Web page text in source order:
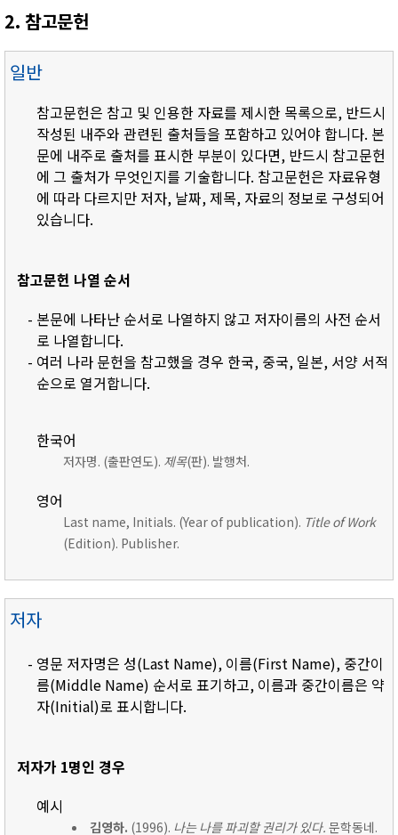
2. 참고문헌
일반
참고문헌은 참고 및 인용한 자료를 제시한 목록으로, 반드시
작성된 내주와 관련된 출처들을 포함하고 있어야 합니다. 본
문에 내주로 출처를 표시한 부분이 있다면, 반드시 참고문헌
에 그 출처가 무엇인지를 기술합니다. 참고문헌은 자료유형
에 따라 다르지만 저자, 날짜, 제목, 자료의 정보로 구성되어
있습니다.
참고문헌 나열 순서
- 본문에 나타난 순서로 나열하지 않고 저자이름의 사전 순서
로 나열합니다.
- 여러 나라 문헌을 참고했을 경우 한국, 중국, 일본, 서양 서적
순으로 열거합니다.
한국어
저자명. (출판연도). 제목(판). 발행처.
영어
Last name, Initials. (Year of publication). Title of Work
(Edition). Publisher.
저자
- 영문 저자명은 성(Last Name), 이름(First Name), 중간이
름(Middle Name) 순서로 표기하고, 이름과 중간이름은 약
자(Initial)로 표시합니다.
저자가 1명인 경우
예시
김영하. (1996). 나는 나를 파괴할 권리가 있다. 문학동네.